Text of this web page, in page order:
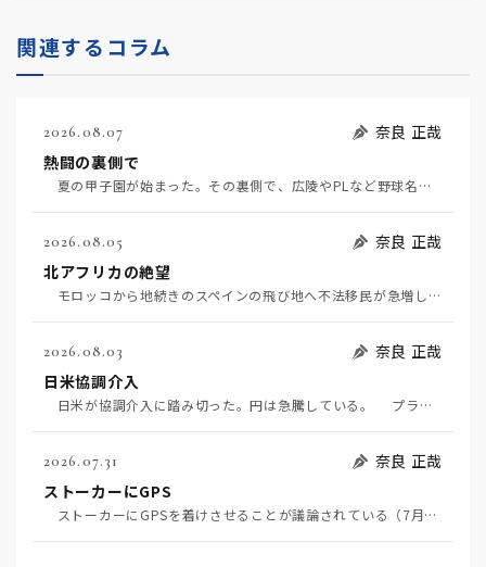
関連するコラム
2026.08.07
奈良 正哉
熱闘の裏側で
夏の甲子園が始まった。その裏側で、広陵やPLなど野球名門校（だった）の不祥事のその後について、「熱…
2026.08.05
奈良 正哉
北アフリカの絶望
モロッコから地続きのスペインの飛び地へ不法移民が急増していて、当地の大問題となっている。「海を泳い…
2026.08.03
奈良 正哉
日米協調介入
日米が協調介入に踏み切った。円は急騰している。 プラザ合意以降、協調介入は為替相場の転機になって…
2026.07.31
奈良 正哉
ストーカーにGPS
ストーカーにGPSを着けさせることが議論されている（7月29日日経）。反対派は「ストーカーにも人権…